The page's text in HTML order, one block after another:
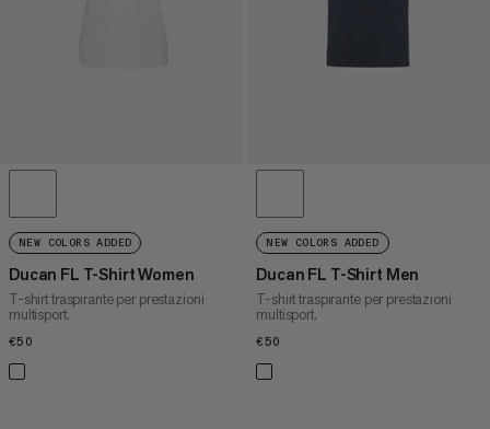
NEW COLORS ADDED
Ducan FL T-Shirt Women
T-shirt traspirante per prestazioni
multisport.
€50
NEW COLORS ADDED
Ducan FL T-Shirt Men
T-shirt traspirante per prestazioni
multisport.
€50